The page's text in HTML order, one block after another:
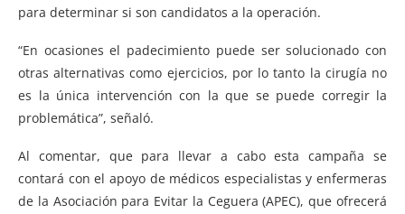
para determinar si son candidatos a la operación.
“En ocasiones el padecimiento puede ser solucionado con
otras alternativas como ejercicios, por lo tanto la cirugía no
es la única intervención con la que se puede corregir la
problemática”, señaló.
Al comentar, que para llevar a cabo esta campaña se
contará con el apoyo de médicos especialistas y enfermeras
de la Asociación para Evitar la Ceguera (APEC), que ofrecerá